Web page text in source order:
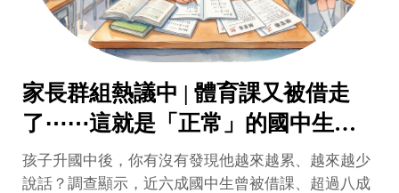
家長群組熱議中 | 體育課又被借走
了⋯⋯這就是「正常」的國中生
活？
孩子升國中後，你有沒有發現他越來越累、越來越少
說話？調查顯示，近六成國中生曾被借課、超過八成